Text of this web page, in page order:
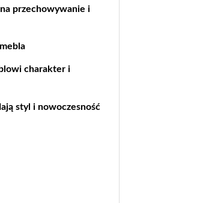
przechowywanie i
charakter i
styl i nowoczesność